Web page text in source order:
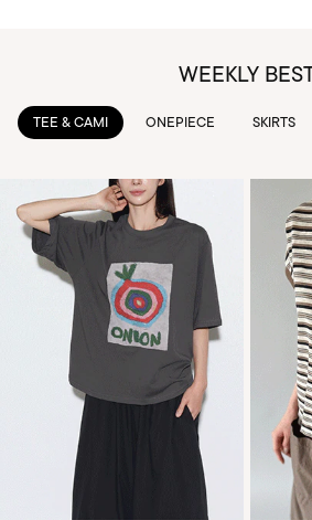
WEEKLY BEST
TEE & CAMI ONEPIECE SKIRTS